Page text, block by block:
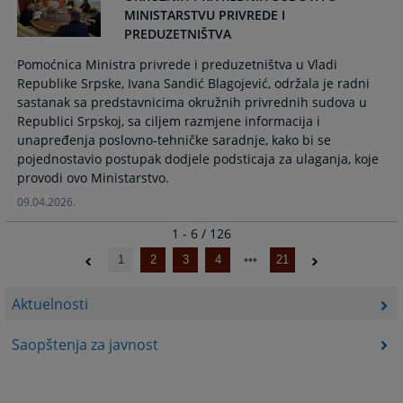
Aktuelnosti
Saopštenja za javnost
MINISTARSTVU PRIVREDE I
PREDUZETNIŠTVA
Pomoćnica Ministra privrede i preduzetništva u Vladi
Republike Srpske, Ivana Sandić Blagojević, održala je radni
sastanak sa predstavnicima okružnih privrednih sudova u
Republici Srpskoj, sa ciljem razmjene informacija i
unapređenja poslovno-tehničke saradnje, kako bi se
pojednostavio postupak dodjele podsticaja za ulaganja, koje
provodi ovo Ministarstvo.
09.04.2026.
1 - 6 / 126
1 2 3 4 21